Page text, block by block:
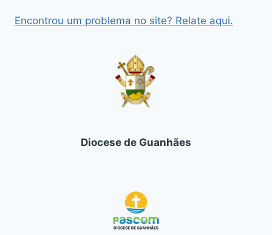
Encontrou um problema no site? Relate aqui.
Diocese de Guanhães